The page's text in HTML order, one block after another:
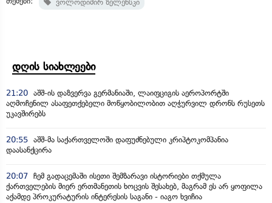
ვოლოდიმირ ზელენსკი
დღის სიახლეები
21:20 აშშ-ის დაზვერვა გერმანიაში, ლაიფციგის აეროპორტში
აღმოჩენილ ასაფეთქებელი მოწყობილობით აღჭურვილ დრონს რუსეთს
უკავშირებს
20:55 აშშ-მა საქართველოში დაფუძნებული კრიპტოკომპანია
დაასანქცირა
20:07 ჩემ გადაცემაში ისეთი შემზარავი ისტორიები თქმულა
ქართველების მიერ ერთმანეთის ხოცვის შესახებ, მაგრამ ეს არ ყოფილა
აქამდე პროკურატურის ინტერესის საგანი - იაგო ხვიჩია